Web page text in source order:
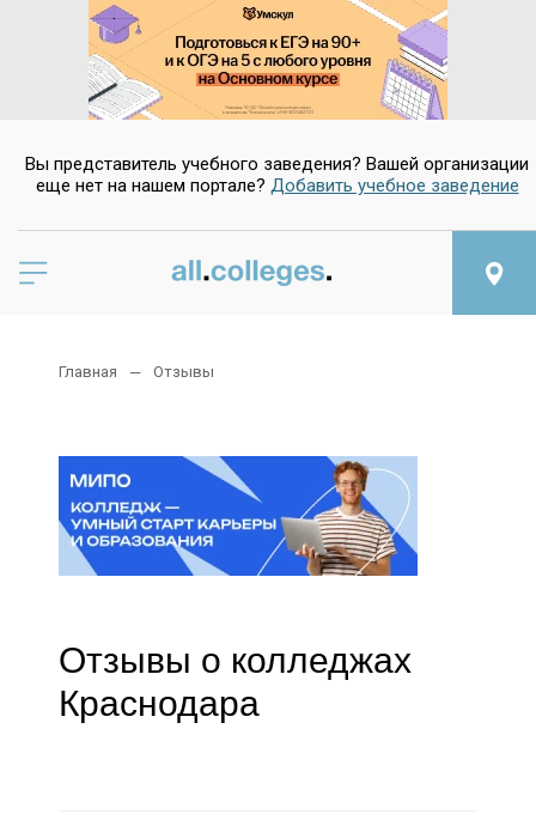
Вы представитель учебного заведения? Вашей организации
еще нет на нашем портале? Добавить учебное заведение
Главная Отзывы
Отзывы о колледжах
Краснодара